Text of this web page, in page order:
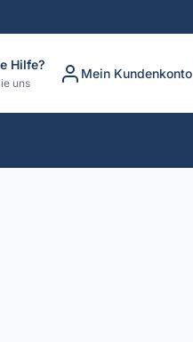
Hilfe?
uns
Mein Kundenkonto